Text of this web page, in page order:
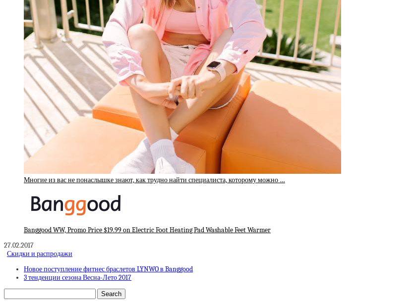
Многие из вас не понаслышке знают, как трудно найти специалиста, которому можно …
Banggood WW, Promo Price $19.99 on Electric Foot Heating Pad Washable Feet Warmer
27.02.2017
Скидки и распродажи
Новое поступление фитнес браслетов LYNWO в Banggood
3 тенденции сезона Весна-Лето 2017